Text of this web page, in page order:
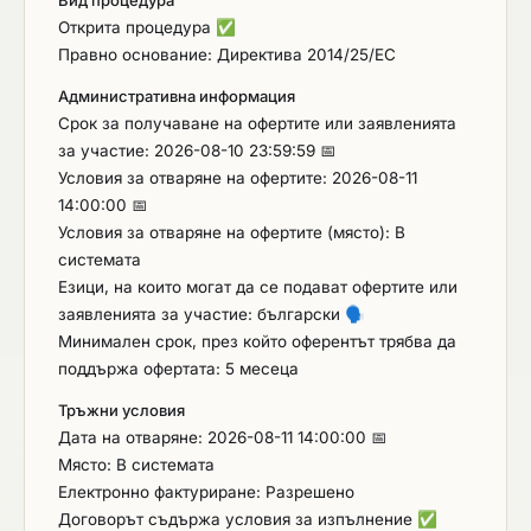
поръчката – при оценяване на една или две
оферти. Като обективна база за сравнение
определена референтна стойност на оценъчния
показател „Ц“, предварително изчислена въз
основа на извършени пазарни проучвания и
анализ на ценови параметри по вече сключени
договори, възложени в съответствие с
разпоредбите на Закона за обществените
поръчки. База за прилагане на чл. 72, ал. 1, т. 2
от ЗОП: Ц = 7000.00 € Комисията оценява
писмената обосновка съгласно разпоредбите на
чл.72, ал. 3 от ЗОП. Всички документи, свързани
с предложението, трябва да бъдат на български
език или в превод на български език. Ако в
предложението са включени документи,
референции или сертификати на чужд език,
същите трябва да са придружени от официален
превод на български език. При изготвяне на
Открита процедура ✅
Правно основание: Директива 2014/25/ЕС
Административна информация
Срок за получаване на офертите или заявленията
за участие: 2026-08-10 23:59:59 📅
Условия за отваряне на офертите: 2026-08-11
14:00:00 📅
Условия за отваряне на офертите (място): В
системата
Езици, на които могат да се подават офертите или
заявленията за участие: български 🗣️
Минимален срок, през който оферентът трябва да
поддържа офертата: 5 месеца
Тръжни условия
Дата на отваряне: 2026-08-11 14:00:00 📅
Място: В системата
Електронно фактуриране: Разрешено
Договорът съдържа условия за изпълнение ✅